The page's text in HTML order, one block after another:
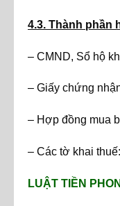
4.3. Thành phần
– CMND, Sổ hộ
– Giấy chứng
– Hợp đồng mua
– Các tờ khai
LUẬT TIỀN